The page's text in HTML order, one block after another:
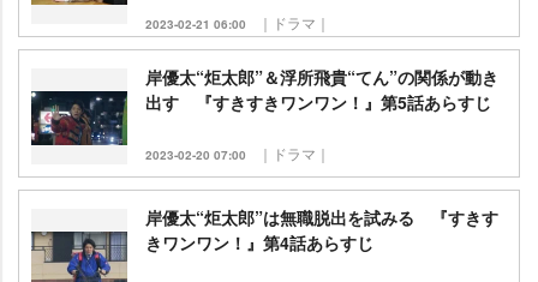
2023-02-21 06:00 ｜ドラマ｜
岸優太“炬太郎”＆浮所飛貴“てん”の関係が動き
出す 『すきすきワンワン！』第5話あらすじ
2023-02-20 07:00 ｜ドラマ｜
岸優太“炬太郎”は無職脱出を試みる 『すきす
きワンワン！』第4話あらすじ